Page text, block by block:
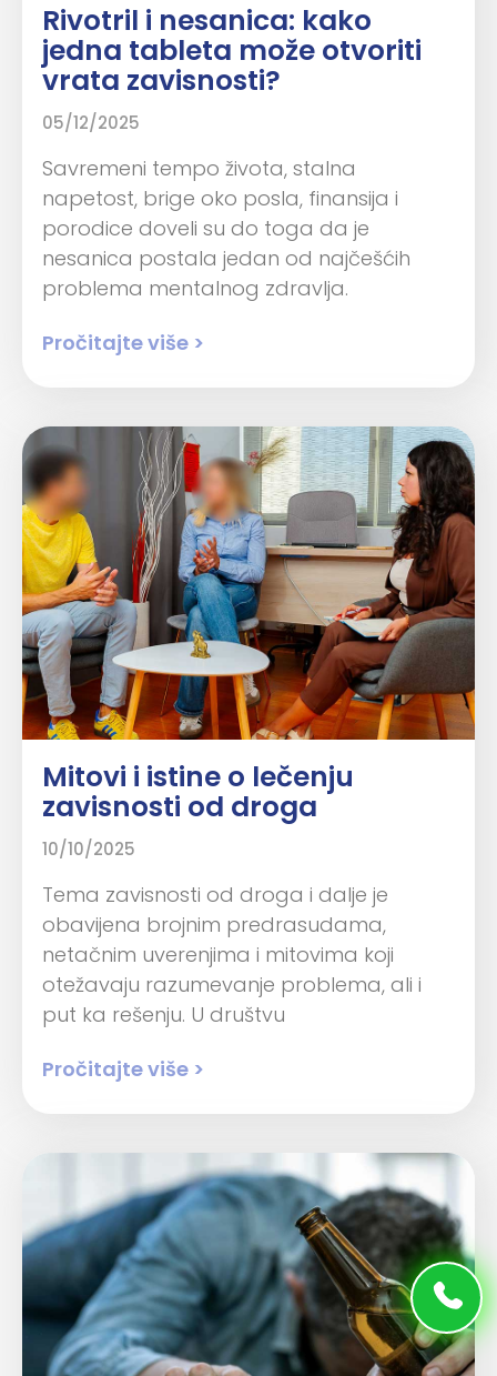
Rivotril i nesanica: kako
jedna tableta može otvoriti
vrata zavisnosti?
05/12/2025
Savremeni tempo života, stalna
napetost, brige oko posla, finansija i
porodice doveli su do toga da je
nesanica postala jedan od najčešćih
problema mentalnog zdravlja.
Pročitajte više >
Mitovi i istine o lečenju
zavisnosti od droga
10/10/2025
Tema zavisnosti od droga i dalje je
obavijena brojnim predrasudama,
netačnim uverenjima i mitovima koji
otežavaju razumevanje problema, ali i
put ka rešenju. U društvu
Pročitajte više >